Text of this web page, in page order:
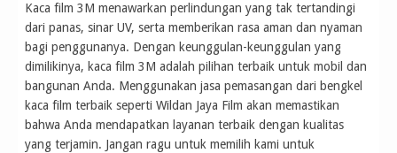
Kaca film 3M menawarkan perlindungan yang tak tertandingi
dari panas, sinar UV, serta memberikan rasa aman dan nyaman
bagi penggunanya. Dengan keunggulan-keunggulan yang
dimilikinya, kaca film 3M adalah pilihan terbaik untuk mobil dan
bangunan Anda. Menggunakan jasa pemasangan dari bengkel
kaca film terbaik seperti Wildan Jaya Film akan memastikan
bahwa Anda mendapatkan layanan terbaik dengan kualitas
yang terjamin. Jangan ragu untuk memilih kami untuk